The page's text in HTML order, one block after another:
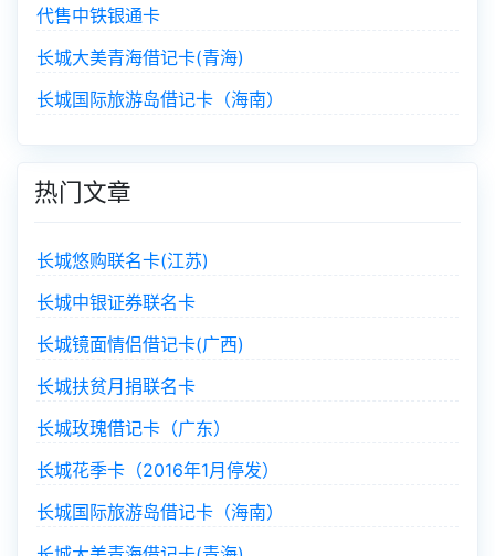
代售中铁银通卡
长城大美青海借记卡(青海)
长城国际旅游岛借记卡（海南）
热门文章
长城悠购联名卡(江苏)
长城中银证券联名卡
长城镜面情侣借记卡(广西)
长城扶贫月捐联名卡
长城玫瑰借记卡（广东）
长城花季卡（2016年1月停发）
长城国际旅游岛借记卡（海南）